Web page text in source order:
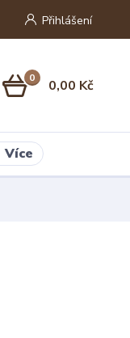
Přihlášení
0 0,00 Kč
Více